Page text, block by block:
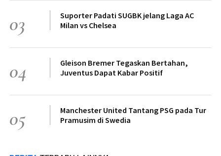
03
Suporter Padati SUGBK jelang Laga AC
Milan vs Chelsea
04
Gleison Bremer Tegaskan Bertahan,
Juventus Dapat Kabar Positif
05
Manchester United Tantang PSG pada Tur
Pramusim di Swedia